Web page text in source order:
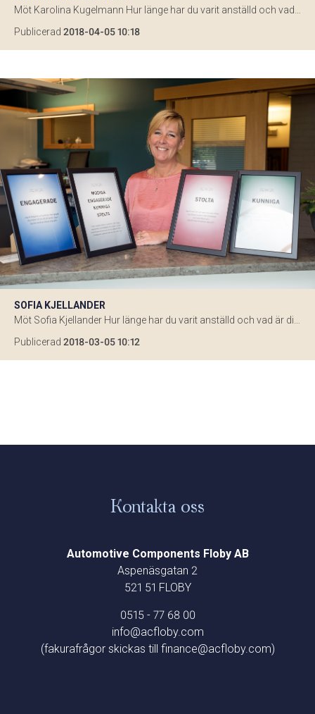
Publicerad 2018-04-05 10:18
SOFIA KJELLANDER
Publicerad 2018-03-05 10:12
Kontakta oss
Automotive Components Floby AB
Aspenäsgatan 2
521 51 FLOBY
0515 - 77 68 00
info@acfloby.com
(fakurafrågor skickas till finance@acfloby.com)